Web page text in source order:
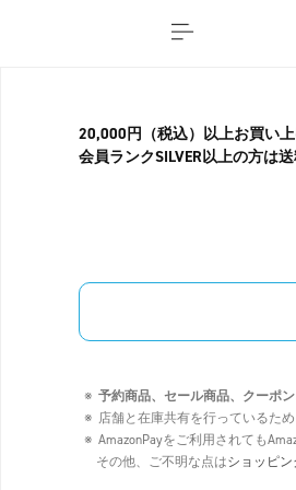
20,000円（税込）以上お買い
会員ランクSILVER以上の方は送
予約商品、セール商品、クーポ
店舗と在庫共有を行っているた
AmazonPayをご利用されても
その他、ご不明な点はショッピ